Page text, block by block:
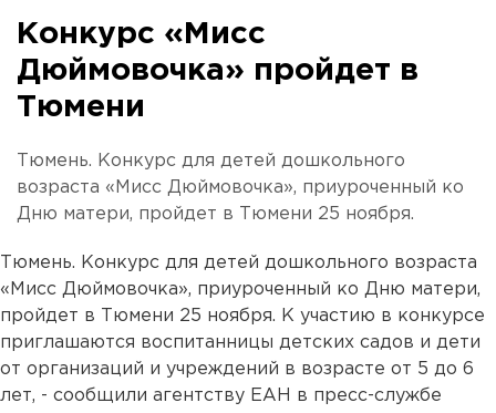
Конкурс «Мисс
Дюймовочка» пройдет в
Тюмени
Тюмень. Конкурс для детей дошкольного
возраста «Мисс Дюймовочка», приуроченный ко
Дню матери, пройдет в Тюмени 25 ноября.
Тюмень. Конкурс для детей дошкольного возраста
«Мисс Дюймовочка», приуроченный ко Дню матери,
пройдет в Тюмени 25 ноября. К участию в конкурсе
приглашаются воспитанницы детских садов и дети
от организаций и учреждений в возрасте от 5 до 6
лет, - сообщили агентству ЕАН в пресс-службе